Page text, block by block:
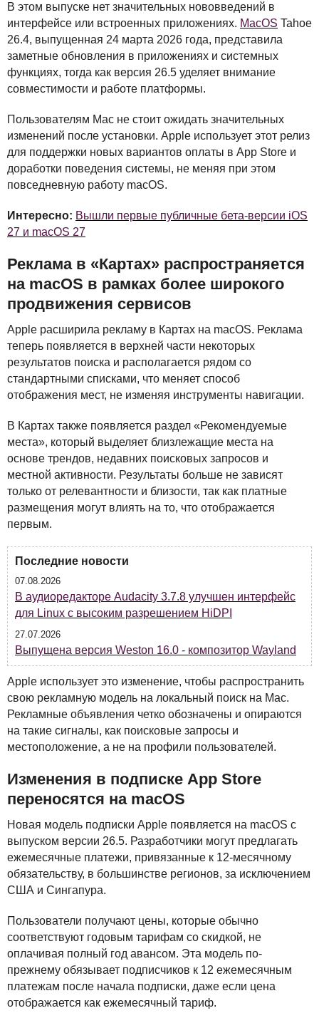
В этом выпуске нет значительных нововведений в
интерфейсе или встроенных приложениях. MacOS Tahoe
26.4, выпущенная 24 марта 2026 года, представила
заметные обновления в приложениях и системных
функциях, тогда как версия 26.5 уделяет внимание
совместимости и работе платформы.
Пользователям Mac не стоит ожидать значительных
изменений после установки. Apple использует этот релиз
для поддержки новых вариантов оплаты в App Store и
доработки поведения системы, не меняя при этом
повседневную работу macOS.
Интересно: Вышли первые публичные бета-версии iOS
27 и macOS 27
Реклама в «Картах» распространяется
на macOS в рамках более широкого
продвижения сервисов
Apple расширила рекламу в Картах на macOS. Реклама
теперь появляется в верхней части некоторых
результатов поиска и располагается рядом со
стандартными списками, что меняет способ
отображения мест, не изменяя инструменты навигации.
В Картах также появляется раздел «Рекомендуемые
места», который выделяет близлежащие места на
основе трендов, недавних поисковых запросов и
местной активности. Результаты больше не зависят
только от релевантности и близости, так как платные
размещения могут влиять на то, что отображается
первым.
Последние новости
07.08.2026
В аудиоредакторе Audacity 3.7.8 улучшен интерфейс
для Linux с высоким разрешением HiDPI
27.07.2026
Выпущена версия Weston 16.0 - композитор Wayland
Apple использует это изменение, чтобы распространить
свою рекламную модель на локальный поиск на Mac.
Рекламные объявления четко обозначены и опираются
на такие сигналы, как поисковые запросы и
местоположение, а не на профили пользователей.
Изменения в подписке App Store
переносятся на macOS
Новая модель подписки Apple появляется на macOS с
выпуском версии 26.5. Разработчики могут предлагать
ежемесячные платежи, привязанные к 12-месячному
обязательству, в большинстве регионов, за исключением
США и Сингапура.
Пользователи получают цены, которые обычно
соответствуют годовым тарифам со скидкой, не
оплачивая полный год авансом. Эта модель по-
прежнему обязывает подписчиков к 12 ежемесячным
платежам после начала подписки, даже если цена
отображается как ежемесячный тариф.